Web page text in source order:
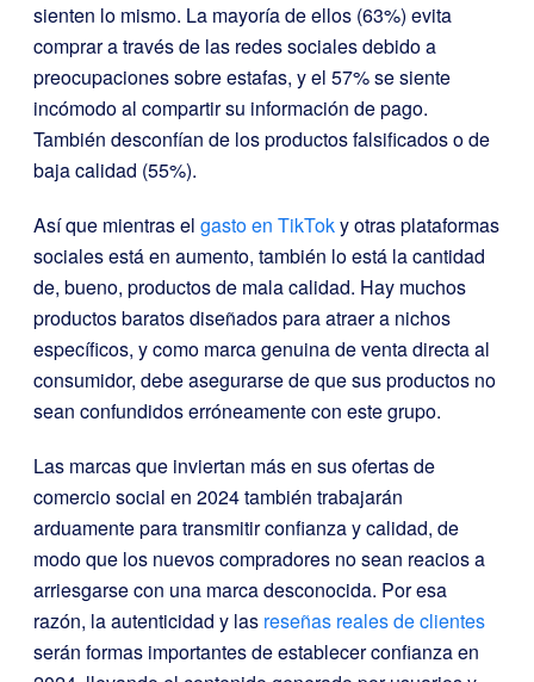
sienten lo mismo. La mayoría de ellos (63%) evita
comprar a través de las redes sociales debido a
preocupaciones sobre estafas, y el 57% se siente
incómodo al compartir su información de pago.
También desconfían de los productos falsificados o de
baja calidad (55%).
Así que mientras el gasto en TikToky otras plataformas
sociales está en aumento, también lo está la cantidad
de, bueno, productos de mala calidad. Hay muchos
productos baratos diseñados para atraer a nichos
específicos, y como marca genuina de venta directa al
consumidor, debe asegurarse de que sus productos no
sean confundidos erróneamente con este grupo.
Las marcas que inviertan más en sus ofertas de
comercio social en 2024 también trabajarán
arduamente para transmitir confianza y calidad, de
modo que los nuevos compradores no sean reacios a
arriesgarse con una marca desconocida. Por esa
razón, la autenticidad y las reseñas reales de clientes
serán formas importantes de establecer confianza en